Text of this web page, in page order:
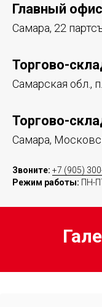
Главный офис
Самара, 22
Торгово-
Самарская обл.,
Торгово-
Самара,
Звоните: +7 (905)
Режим работы: ПН-